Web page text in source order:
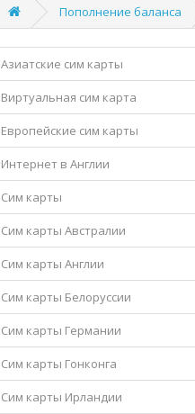
Пополнение баланса
Азиатские сим карты
Виртуальная сим карта
Европейские сим карты
Интернет в Англии
Сим карты
Сим карты Австралии
Сим карты Англии
Сим карты Белоруссии
Сим карты Германии
Сим карты Гонконга
Сим карты Ирландии